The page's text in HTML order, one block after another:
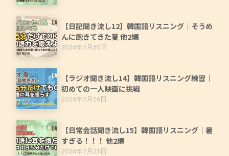
【日記聞き流し12】韓国語リスニング｜そうめ
んに飽きてきた夏 他2編
2026年7月30日
【ラジオ聞き流し14】韓国語リスニング練習｜
初めての一人映画に挑戦
2026年7月26日
【日常会話聞き流し15】韓国語リスニング｜暑
すぎる！！！ 他2編
2026年7月23日